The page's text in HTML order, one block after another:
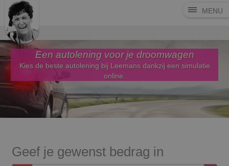
MENU
Een autolening voor je droomwagen
Kies de beste autolening bij Leemans dankzij een simulatie
online.
Geef je gewenst bedrag in